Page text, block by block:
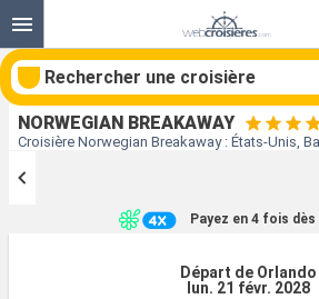
NORWEGIAN BREAKAWAY
Départ de Orlando
lun. 21 févr. 2028
Payez en 4 fois dès
Rechercher une croisière